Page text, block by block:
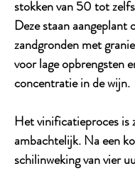
stokken van 50 tot
Deze staan aangeplant
zandgronden met
voor lage opbrengsten
concentratie in de wijn.
Het vinificatieproces is
ambachtelijk. Na een
schilinweking van vier